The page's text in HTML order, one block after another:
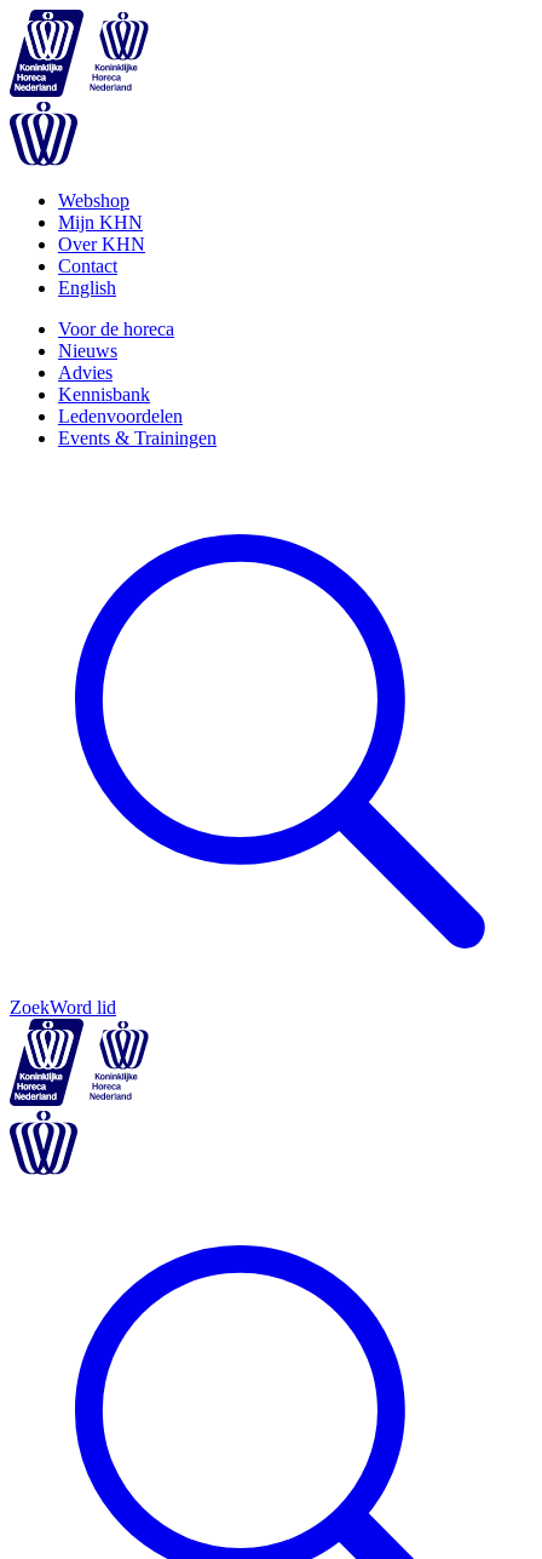
Webshop
Mijn KHN
Over KHN
Contact
English
Voor de horeca
Nieuws
Advies
Kennisbank
Ledenvoordelen
Events & Trainingen
ZoekWord lid